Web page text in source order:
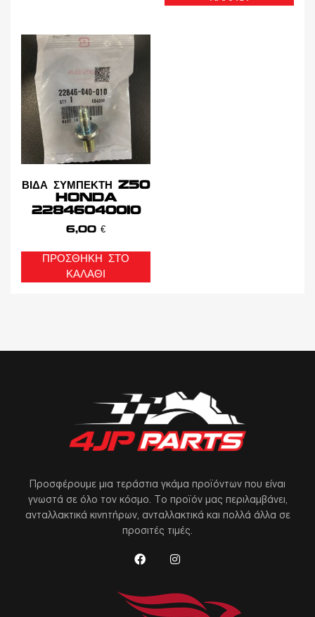
ΒΙΔΑ ΣΥΜΠΕΚΤΗ Z50
HONDA
22846040010
6,00 €
ΠΡΟΣΘΉΚΗ ΣΤΟ
ΚΑΛΆΘΙ
Προσφέρουμε μια τεράστια γκάμα προϊόντων που είναι
γνωστά σε όλο τον κόσμο. Το προϊόν μας περιλαμβάνει,
ανταλλακτικά κινητήρων, ανταλλακτικά και πολλά άλλα σε
προσιτές τιμές.